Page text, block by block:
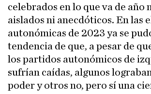
celebrados en lo que va de año
aislados ni anecdóticos. En las
autonómicas de 2023 ya se
tendencia de que, a pesar de
los partidos autonómicos de
sufrían caídas, algunos
poder y otros no, pero sí una